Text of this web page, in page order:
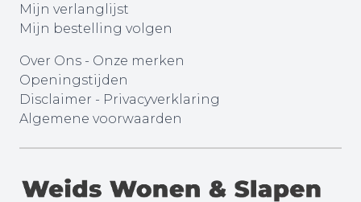
Mijn verlanglijst
Mijn bestelling volgen
Over Ons - Onze merken
Openingstijden
Disclaimer - Privacyverklaring
Algemene voorwaarden